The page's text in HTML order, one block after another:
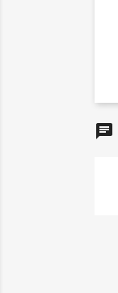
chat